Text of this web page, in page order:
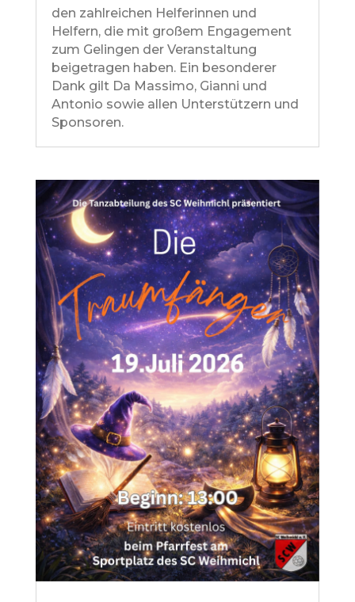
den zahlreichen Helferinnen und
Helfern, die mit großem Engagement
zum Gelingen der Veranstaltung
beigetragen haben. Ein besonderer
Dank gilt Da Massimo, Gianni und
Antonio sowie allen Unterstützern und
Sponsoren.